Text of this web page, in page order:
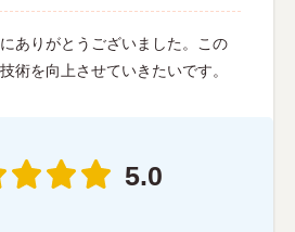
ありがとうございました。この
術を向上させていきたいです。
5.0